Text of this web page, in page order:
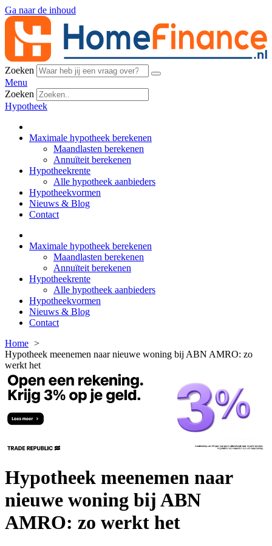
Ga naar de inhoud
Zoeken
Menu
Zoeken
Hypotheek
Maximale hypotheek berekenen
Maandlasten berekenen
Annuïteit berekenen
Hypotheekrente
Alle hypotheek aanbieders
Hypotheekvormen
Nieuws & Blog
Contact
Maximale hypotheek berekenen
Maandlasten berekenen
Annuïteit berekenen
Hypotheekrente
Alle hypotheek aanbieders
Hypotheekvormen
Nieuws & Blog
Contact
Home
Hypotheek meenemen naar nieuwe woning bij ABN AMRO: zo
werkt het
Hypotheek meenemen naar
nieuwe woning bij ABN
AMRO: zo werkt het